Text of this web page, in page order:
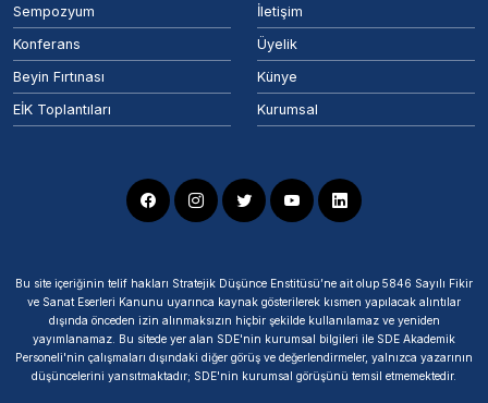
Sempozyum
Konferans
Beyin Fırtınası
EİK Toplantıları
İletişim
Üyelik
Künye
Kurumsal
Bu site içeriğinin telif hakları Stratejik Düşünce Enstitüsü’ne ait olup 5846 Sayılı Fikir
ve Sanat Eserleri Kanunu uyarınca kaynak gösterilerek kısmen yapılacak alıntılar
dışında önceden izin alınmaksızın hiçbir şekilde kullanılamaz ve yeniden
yayımlanamaz. Bu sitede yer alan SDE'nin kurumsal bilgileri ile SDE Akademik
Personeli'nin çalışmaları dışındaki diğer görüş ve değerlendirmeler, yalnızca yazarının
düşüncelerini yansıtmaktadır; SDE'nin kurumsal görüşünü temsil etmemektedir.